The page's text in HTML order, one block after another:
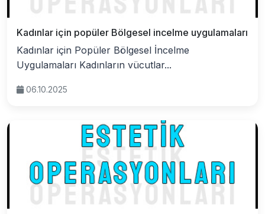
Kadınlar için popüler Bölgesel incelme uygulamaları
Kadınlar için Popüler Bölgesel İncelme
Uygulamaları Kadınların vücutlar...
06.10.2025